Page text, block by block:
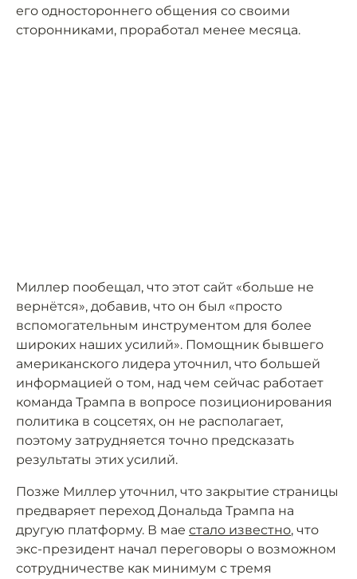
его одностороннего общения со своими
сторонниками, проработал менее месяца.
Миллер пообещал, что этот сайт «больше не
вернётся», добавив, что он был «просто
вспомогательным инструментом для более
широких наших усилий». Помощник бывшего
американского лидера уточнил, что большей
информацией о том, над чем сейчас работает
команда Трампа в вопросе позиционирования
политика в соцсетях, он не располагает,
поэтому затрудняется точно предсказать
результаты этих усилий.
Позже Миллер уточнил, что закрытие страницы
предваряет переход Дональда Трампа на
другую платформу. В мае стало известно, что
экс-президент начал переговоры о возможном
сотрудничестве как минимум с тремя